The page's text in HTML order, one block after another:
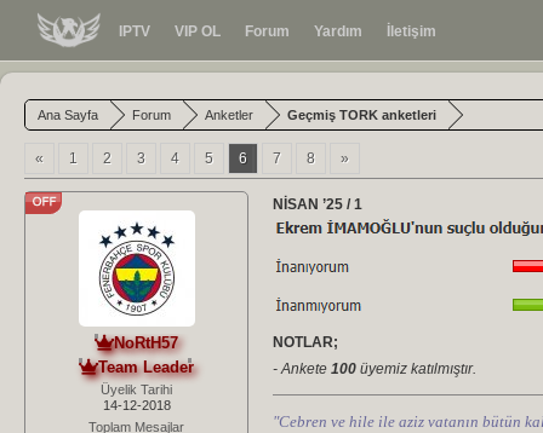
IPTV VIP OL Forum Yardım İletişim
Ana Sayfa Forum Anketler Geçmiş TORK anketleri
« 1 2 3 4 5 6 7 8 »
NoRtH57
Team Leader
Üyelik Tarihi
14-12-2018
Toplam Mesajlar
NİSAN ’25 / 1
NOTLAR;
- Ankete 100 üyemiz katılmıştır.
"Cebren ve hile ile aziz vatanın bütün